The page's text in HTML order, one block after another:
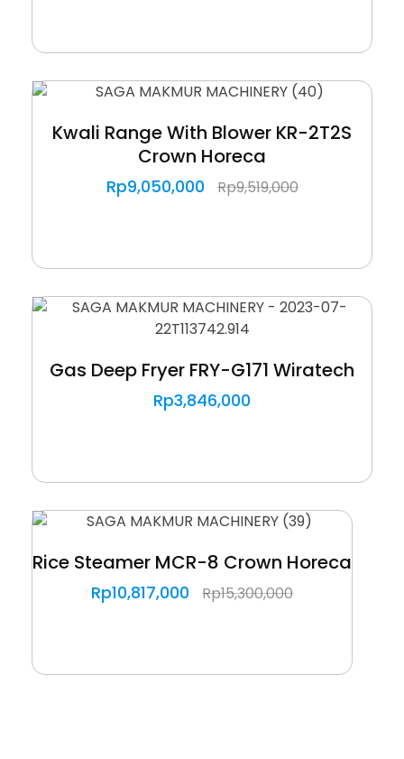
Kwali Range With Blower KR-2T2S
Crown Horeca
Rp9,050,000 Rp9,519,000
Gas Deep Fryer FRY-G171 Wiratech
Rp3,846,000
Rice Steamer MCR-8 Crown Horeca
Rp10,817,000 Rp15,300,000